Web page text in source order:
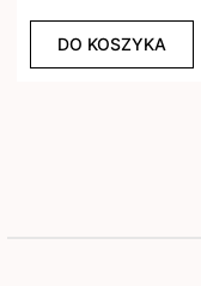
DO KOSZYKA